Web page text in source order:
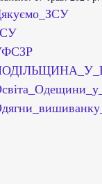
робота
та громадські